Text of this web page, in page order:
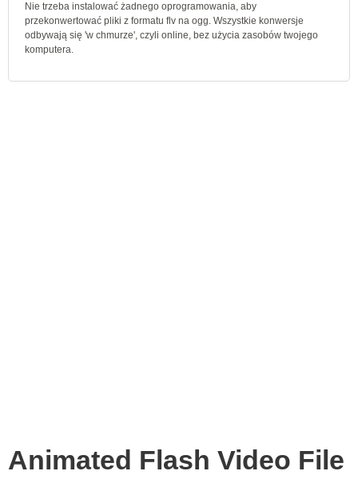
Nie trzeba instalować żadnego oprogramowania, aby
przekonwertować pliki z formatu flv na ogg. Wszystkie konwersje
odbywają się 'w chmurze', czyli online, bez użycia zasobów twojego
komputera.
Animated Flash Video File